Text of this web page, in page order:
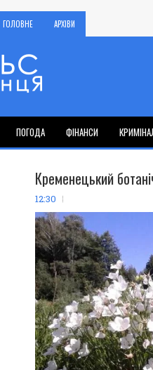
ГОЛОВНЕ АРХІВИ
ПОГОДА ФІНАНСИ
Кременецький
12:30